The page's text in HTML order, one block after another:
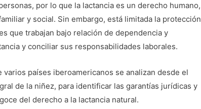
por lo que la lactancia es un derecho humano,
y social. Sin embargo, está limitada la protección
que trabajan bajo relación de dependencia y
y conciliar sus responsabilidades laborales.
países iberoamericanos se analizan desde el
de la niñez, para identificar las garantías jurídicas y
del derecho a la lactancia natural.